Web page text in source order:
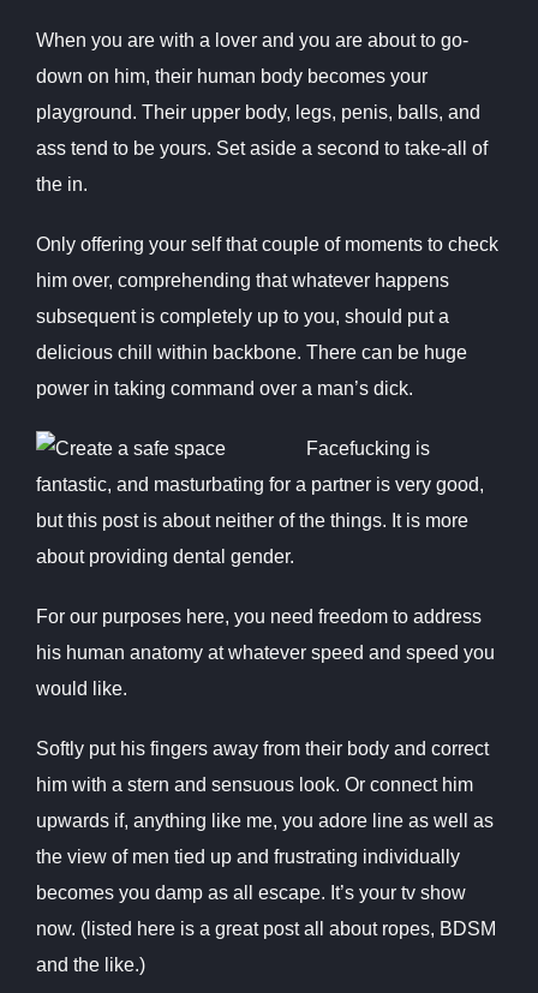
When you are with a lover and you are about to go-
down on him, their human body becomes your
playground. Their upper body, legs, penis, balls, and
ass tend to be yours. Set aside a second to take-all of
the in.
Only offering your self that couple of moments to check
him over, comprehending that whatever happens
subsequent is completely up to you, should put a
delicious chill within backbone. There can be huge
power in taking command over a man’s dick.
Facefucking is
fantastic, and masturbating for a partner is very good,
but this post is about neither of the things. It is more
about providing dental gender.
For our purposes here, you need freedom to address
his human anatomy at whatever speed and speed you
would like.
Softly put his fingers away from their body and correct
him with a stern and sensuous look. Or connect him
upwards if, anything like me, you adore line as well as
the view of men tied up and frustrating individually
becomes you damp as all escape. It’s your tv show
now. (listed here is a great post all about ropes, BDSM
and the like.)